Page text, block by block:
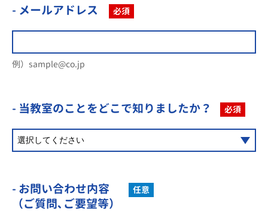
- メールアドレス 必須
例）sample@co.jp
- 当教室のことをどこで知りましたか？ 必須
- お問い合わせ内容
（ご質問､ご要望等）
任意